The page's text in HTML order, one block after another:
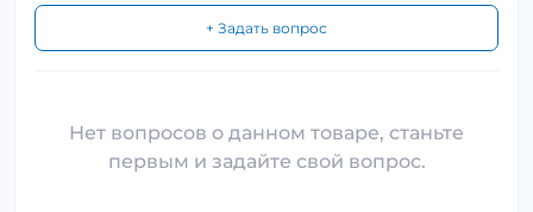
+ Задать вопрос
Нет вопросов о данном товаре, станьте
первым и задайте свой вопрос.